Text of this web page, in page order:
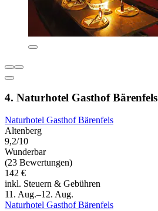
4. Naturhotel Gasthof Bärenfels
Naturhotel Gasthof Bärenfels
Altenberg
9,2/10
Wunderbar
(23 Bewertungen)
142 €
inkl. Steuern & Gebühren
11. Aug.–12. Aug.
Naturhotel Gasthof Bärenfels